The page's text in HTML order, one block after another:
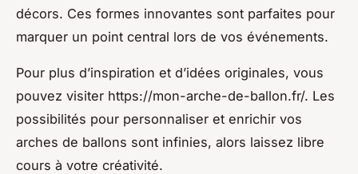
décors. Ces formes innovantes sont parfaites pour
marquer un point central lors de vos événements.
Pour plus d’inspiration et d’idées originales, vous
pouvez visiter https://mon-arche-de-ballon.fr/. Les
possibilités pour personnaliser et enrichir vos
arches de ballons sont infinies, alors laissez libre
cours à votre créativité.